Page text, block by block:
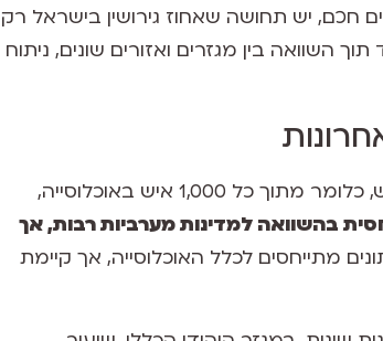
חכם, יש תחושה שאחוז גירושין בישראל רק
השוואה בין מגזרים ואזורים שונים, ניתוח
בשנת 2020 עמד אחוז גירושין בישראל על כ-1.6 ל-1,000 איש, כלומר מתוך כל 1,000 איש באוכלוסייה,
בהשוואה למדינות מערביות רבות, אך
מתייחסים לכלל האוכלוסייה, אך קיימת